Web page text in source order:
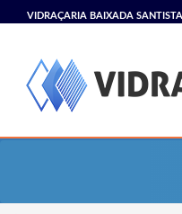
VIDRAÇARIA BAIXADA